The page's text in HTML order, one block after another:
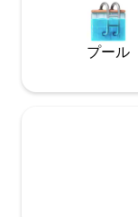
プール